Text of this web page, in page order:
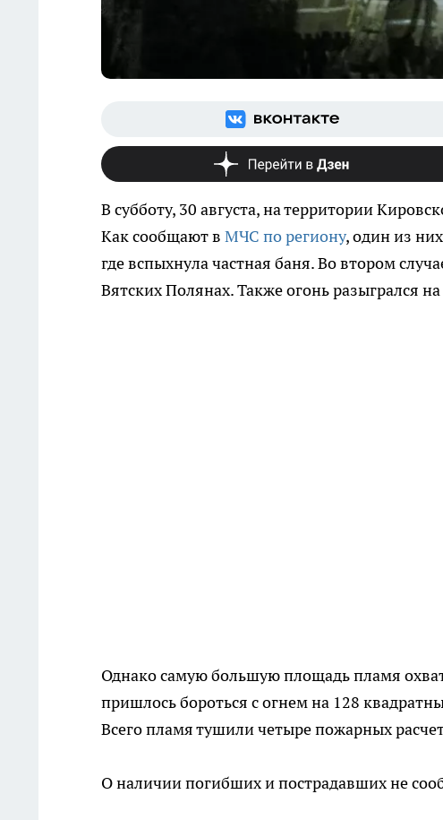
В субботу, 30 августа, на территории
Как сообщают в МЧС по региону, один из
где вспыхнула частная баня. Во втором
Вятских Полянах. Также огонь разыгрался
Однако самую большую площадь пламя
пришлось бороться с огнем на 128
Всего пламя тушили четыре пожарных
О наличии погибших и пострадавших не